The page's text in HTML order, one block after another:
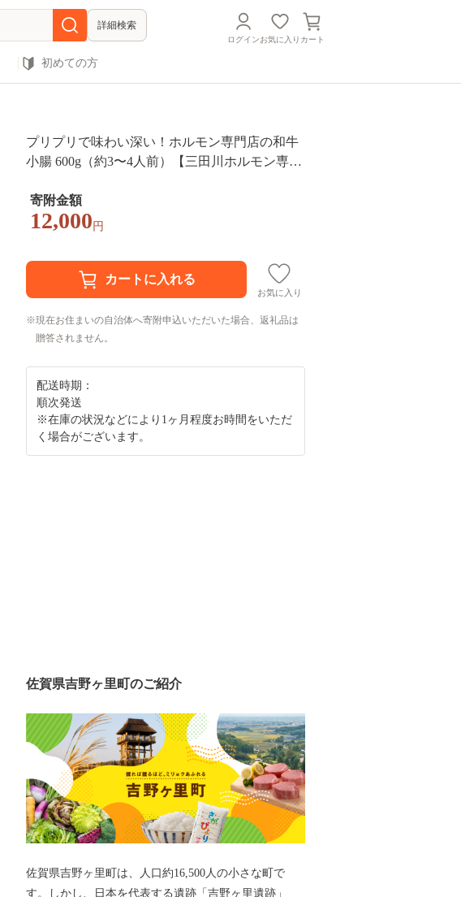
詳細検索
ログインお気に入り カート
初めての方
プリプリで味わい深い！ホルモン専門店の和牛
小腸 600g（約3〜4人前）【三田川ホルモン専門
寄附金額
12,000 円
お気に入り
現在お住まいの自治体へ寄附申込いただいた場合、返礼品は
贈答されません。
配送時期：
順次発送
※在庫の状況などにより1ヶ月程度お時間をいただ
く場合がございます。
佐賀県吉野ヶ里町のご紹介
佐賀県吉野ヶ里町は、人口約16,500人の小さな町で
す。しかし、日本を代表する遺跡「吉野ヶ里遺跡」